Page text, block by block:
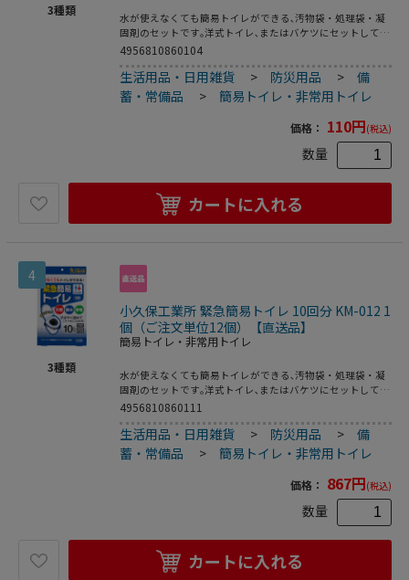
3種類
水が使えなくても簡易トイレができる､汚物袋・処理袋・凝
固剤のセットです｡洋式トイレ､またはバケツにセットして使
います｡消臭効果のある凝固剤で､便や尿をすばやくゼリー状
に固め､ニオイを閉じ込めます｡厚めの汚物袋と処理袋で二重
にしっかり包めます｡ニオイ漏れを気にせず､安心してお使い
いただけます｡●入数:1セット(1回分)
4956810860104
生活用品・日用雑貨 > 防災用品 >備
蓄・常備品
> 簡易トイレ・非常用トイレ
価格： 110円(税込)
数量
カートに入れる
4
3種類
小久保工業所 緊急簡易トイレ 10回分 KM-012 1
個（ご注文単位12個）【直送品】
簡易トイレ・非常用トイレ
水が使えなくても簡易トイレができる､汚物袋・処理袋・凝
固剤のセットです｡洋式トイレ､またはバケツにセットして使
います｡消臭効果のある凝固剤で､便や尿をすばやくゼリー状
に固め､ニオイを閉じ込めます｡厚めの汚物袋と処理袋で二重
にしっかり包めます｡ニオイ漏れを気にせず､安心してお使い
いただけます｡●入数:10セット(10回分)
4956810860111
生活用品・日用雑貨 > 防災用品 >備
蓄・常備品
> 簡易トイレ・非常用トイレ
価格： 867円(税込)
数量
カートに入れる